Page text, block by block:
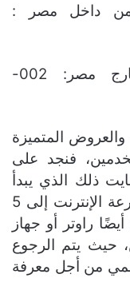
من داخل مصر :
– رقم خدمة العملاء من خارج مصر: 002-
المتميزة
فنجد على
عرض ال 200 جيجابايت ذلك الذي يبدأ
من 210 جنية شهرياً حيث تصل سرعة الإنترنت إلى 5
راوتر أو جهاز
حيث يتم الرجوع
من أجل معرفة